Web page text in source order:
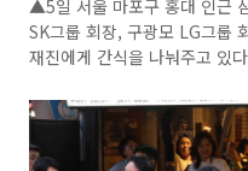
▲5일 서울 마포구 홍대 인근
SK그룹 회장, 구광모 LG그룹
재진에게 간식을 나눠주고